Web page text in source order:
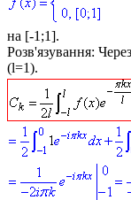
на [-1;1].
Розв'язування:
(l=1).